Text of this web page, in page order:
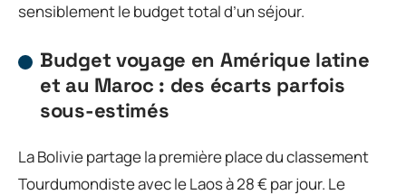
sensiblement le budget total d’un séjour.
Budget voyage en Amérique latine
et au Maroc : des écarts parfois
sous-estimés
La Bolivie partage la première place du classement
Tourdumondiste avec le Laos à 28 € par jour. Le